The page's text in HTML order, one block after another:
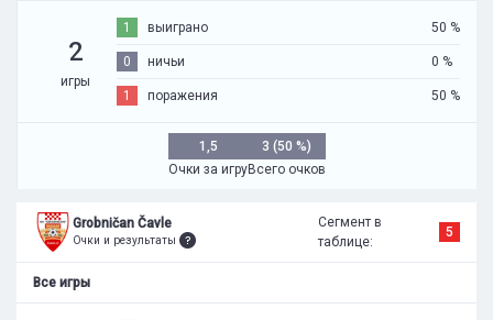
2
игры
1 выиграно 50 %
0 ничьи 0 %
1 поражения 50 %
1,5
Очки за игру
3 (50 %)
Всего очков
Grobničan Čavle
Очки и результаты
Сегмент в
таблице:
5
Все игры